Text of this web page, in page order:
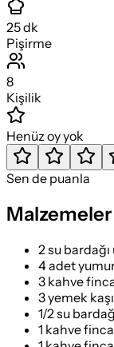
25dk
Pişirme
8
Kişilik
Henüz oy yok
Sen de puanla
Malzemeler
2 su bardağı
4 adet
3 kahve
3 yemek
1/2 su
1 kahve